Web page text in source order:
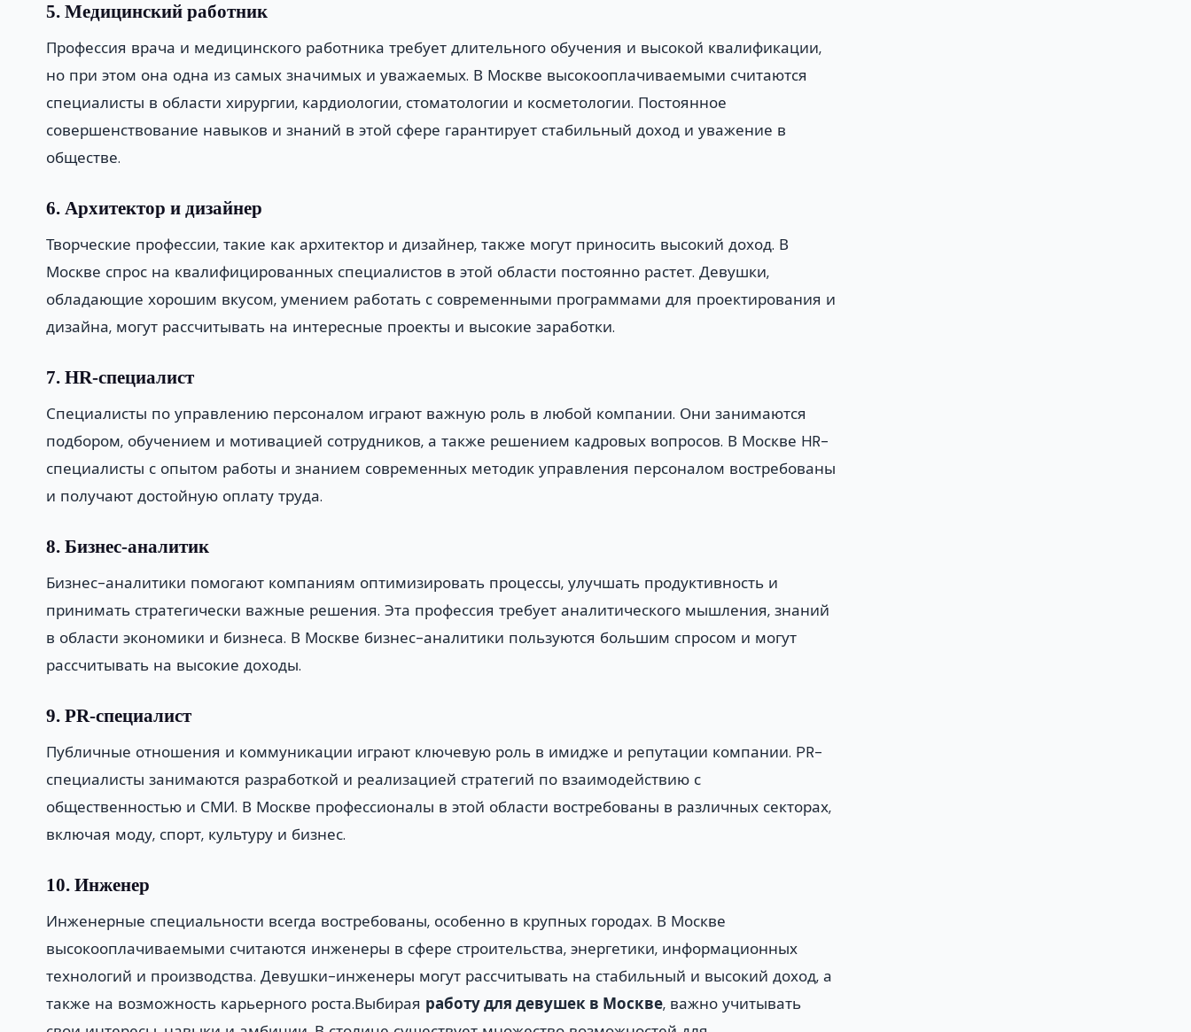
5. Медицинский работник
Профессия врача и медицинского работника требует длительного обучения и высокой квалификации,
но при этом она одна из самых значимых и уважаемых. В Москве высокооплачиваемыми считаются
специалисты в области хирургии, кардиологии, стоматологии и косметологии. Постоянное
совершенствование навыков и знаний в этой сфере гарантирует стабильный доход и уважение в
обществе.
6. Архитектор и дизайнер
Творческие профессии, такие как архитектор и дизайнер, также могут приносить высокий доход. В
Москве спрос на квалифицированных специалистов в этой области постоянно растет. Девушки,
обладающие хорошим вкусом, умением работать с современными программами для проектирования и
дизайна, могут рассчитывать на интересные проекты и высокие заработки.
7. HR-специалист
Специалисты по управлению персоналом играют важную роль в любой компании. Они занимаются
подбором, обучением и мотивацией сотрудников, а также решением кадровых вопросов. В Москве HR-
специалисты с опытом работы и знанием современных методик управления персоналом востребованы
и получают достойную оплату труда.
8. Бизнес-аналитик
Бизнес-аналитики помогают компаниям оптимизировать процессы, улучшать продуктивность и
принимать стратегически важные решения. Эта профессия требует аналитического мышления, знаний
в области экономики и бизнеса. В Москве бизнес-аналитики пользуются большим спросом и могут
рассчитывать на высокие доходы.
9. PR-специалист
Публичные отношения и коммуникации играют ключевую роль в имидже и репутации компании. PR-
специалисты занимаются разработкой и реализацией стратегий по взаимодействию с
общественностью и СМИ. В Москве профессионалы в этой области востребованы в различных секторах,
включая моду, спорт, культуру и бизнес.
10. Инженер
Инженерные специальности всегда востребованы, особенно в крупных городах. В Москве
высокооплачиваемыми считаются инженеры в сфере строительства, энергетики, информационных
технологий и производства. Девушки-инженеры могут рассчитывать на стабильный и высокий доход, а
также на возможность карьерного роста.Выбирая работу для девушек в Москве, важно учитывать